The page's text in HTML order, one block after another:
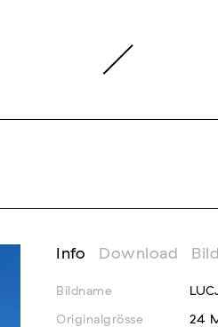
Info Download
Bildname
Originalgrösse 24